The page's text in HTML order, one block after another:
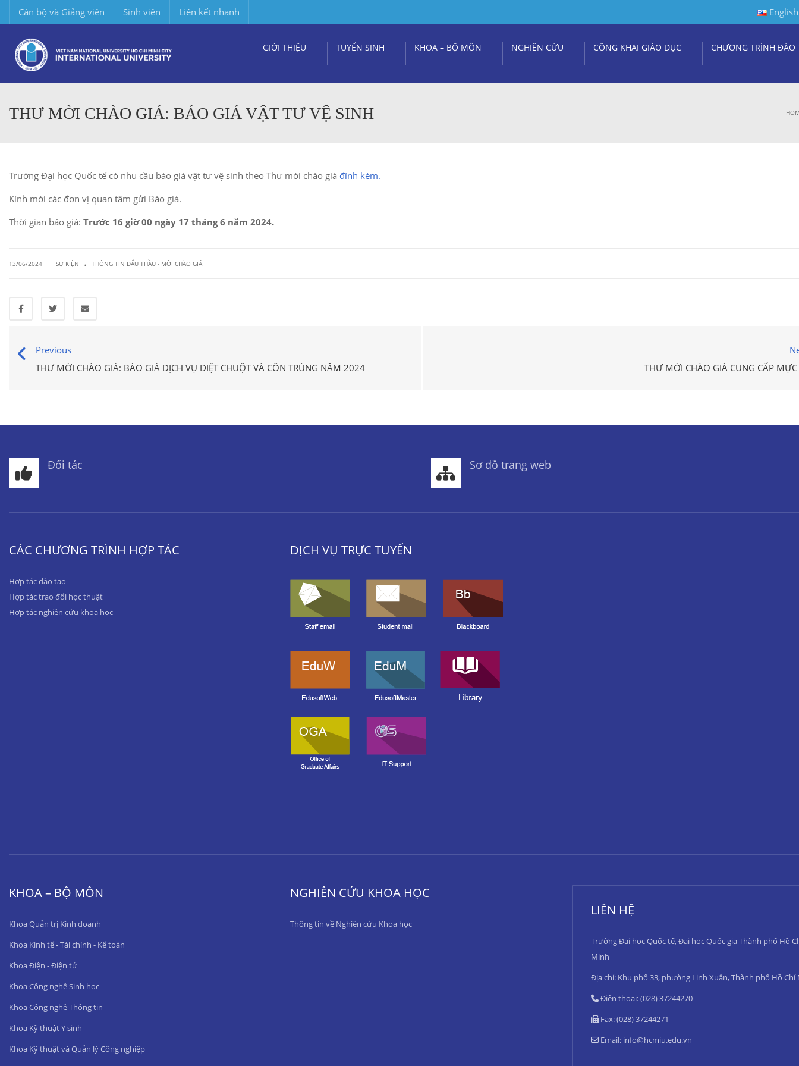
Cán bộ và Giảng viên Sinh viên Liên kết nhanh English
GIỚI THIỆU TUYỂN SINH KHOA – BỘ MÔN NGHIÊN CỨU CÔNG KHAI GIÁO DỤC CHƯƠNG TRÌNH ĐÀO
THƯ MỜI CHÀO GIÁ: BÁO GIÁ VẬT TƯ VỆ SINH
Trường Đại học Quốc tế có nhu cầu báo giá vật tư vệ sinh theo Thư mời chào giá đính kèm.
Kính mời các đơn vị quan tâm gửi Báo giá.
Thời gian báo giá: Trước 16 giờ 00 ngày 17 tháng 6 năm 2024.
13/06/2024 SỰ KIỆN . THÔNG TIN ĐẤU THẦU - MỜI CHÀO GIÁ
Previous
THƯ MỜI CHÀO GIÁ: BÁO GIÁ DỊCH VỤ DIỆT CHUỘT VÀ CÔN TRÙNG NĂM 2024
THƯ MỜI CHÀO GIÁ CUNG CẤP
Đối tác Sơ đồ trang web
CÁC CHƯƠNG TRÌNH HỢP TÁC
Hợp tác đào tạo
Hợp tác trao đổi học thuật
Hợp tác nghiên cứu khoa học
DỊCH VỤ TRỰC TUYẾN
KHOA – BỘ MÔN
Khoa Quản trị Kinh doanh
Khoa Kinh tế - Tài chính - Kế toán
Khoa Điện - Điện tử
Khoa Công nghệ Sinh học
Khoa Công nghệ Thông tin
Khoa Kỹ thuật Y sinh
Khoa Kỹ thuật và Quản lý Công nghiệp
NGHIÊN CỨU KHOA HỌC
Thông tin về Nghiên cứu Khoa học
LIÊN HỆ
Trường Đại học Quốc tế, Đại học Quốc gia Thành phố Hồ
Minh
Địa chỉ: Khu phố 33, phường Linh Xuân, Thành phố Hồ Chí
Điện thoại: (028) 37244270
Fax: (028) 37244271
Email: info@hcmiu.edu.vn